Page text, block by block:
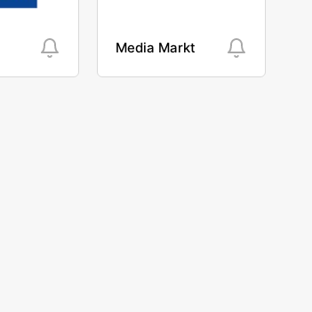
Media Markt